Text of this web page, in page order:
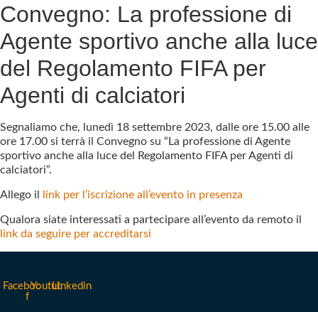
Convegno: La professione di
Agente sportivo anche alla luce
del Regolamento FIFA per
Agenti di calciatori
Segnaliamo che, lunedì 18 settembre 2023, dalle ore 15.00 alle
ore 17.00 si terrà il Convegno su “La professione di Agente
sportivo anche alla luce del Regolamento FIFA per Agenti di
calciatori”.
Allego il link per l’iscrizione all’evento in presenza
Qualora siate interessati a partecipare all’evento da remoto il
link da seguire per accreditarsi
Facebook-
f
YoutubeLinkedin